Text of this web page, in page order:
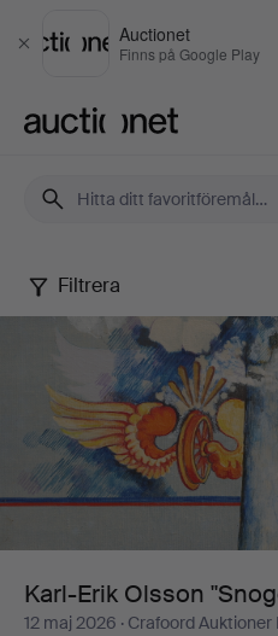
Stäng
Auctionet
Finns på Google Play
Karl-
Olsson
"Snogeröd"
Filtrera
Karl-Erik Olsson
12 maj 2026 · Crafoord Auktioner